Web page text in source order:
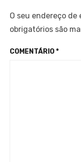
O seu endereço de
obrigatórios são
COMENTÁRIO*